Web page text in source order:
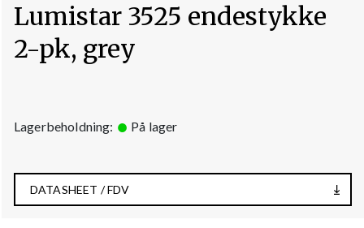
Lumistar 3525 endestykke
2-pk, grey
Lagerbeholdning: På lager
DATASHEET / FDV